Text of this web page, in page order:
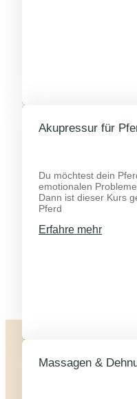
Akupressur für
Du möchtest dein
emotionalen
Dann ist dieser Kurs
Pferd
Erfahre mehr
Massagen &